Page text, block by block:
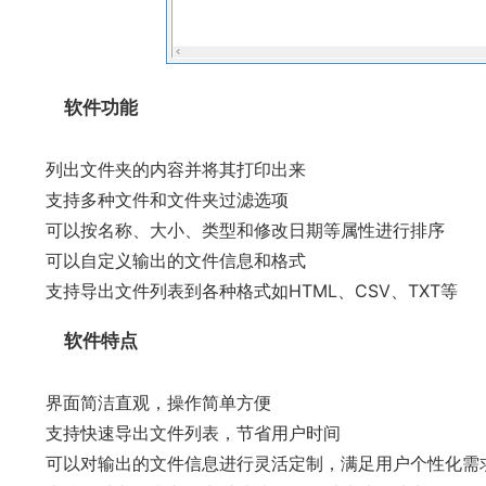
软件功能
列出文件夹的内容并将其打印出来
支持多种文件和文件夹过滤选项
可以按名称、大小、类型和修改日期等属性进行排序
可以自定义输出的文件信息和格式
支持导出文件列表到各种格式如HTML、CSV、TXT等
软件特点
界面简洁直观，操作简单方便
支持快速导出文件列表，节省用户时间
可以对输出的文件信息进行灵活定制，满足用户个性化需